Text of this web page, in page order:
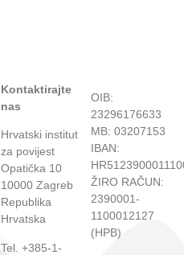
Kontaktirajte
nas
Hrvatski institut
za povijest
Opatička 10
10000 Zagreb
Republika
Hrvatska
Tel. +385-1-
OIB:
23296176633
MB: 03207153
IBAN:
ŽIRO RAČUN:
2390001-
1100012127
(HPB)